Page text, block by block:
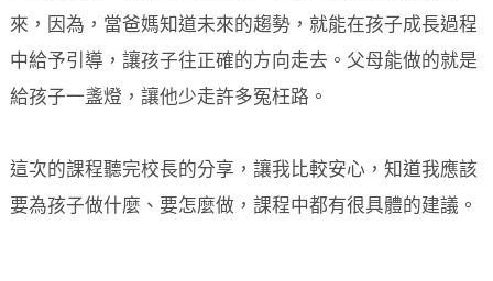
來，因為，當爸媽知道未來的趨勢，就能在孩子成長過程
中給予引導，讓孩子往正確的方向走去。父母能做的就是
給孩子一盞燈，讓他少走許多冤枉路。
這次的課程聽完校長的分享，讓我比較安心，知道我應該
要為孩子做什麼、要怎麼做，課程中都有很具體的建議。